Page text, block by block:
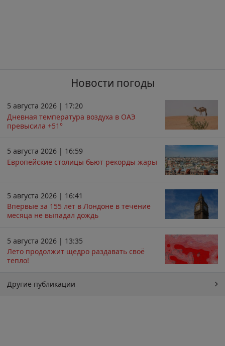
Новости погоды
5 августа 2026 | 17:20
Дневная температура воздуха в ОАЭ
превысила +51°
5 августа 2026 | 16:59
Европейские столицы бьют рекорды жары
5 августа 2026 | 16:41
Впервые за 155 лет в Лондоне в течение
месяца не выпадал дождь
5 августа 2026 | 13:35
Лето продолжит щедро раздавать своё
тепло!
Другие публикации